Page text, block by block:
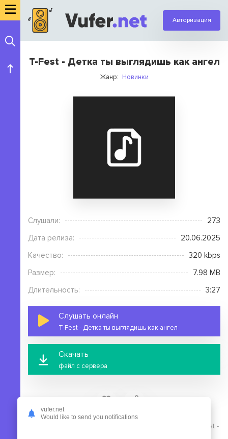
Авторизация
T-Fest - Детка ты выглядишь как ангел
Жанр: Новинки
Слушали:
273
Дата релиза:
20.06.2025
Качество:
320 kbps
Размер:
7.98 MB
Длительность:
3:27
Слушать онлайн
T-Fest - Детка ты выглядишь как ангел
Скачать
файл с сервера
На этой странице вы можете скачать mp3 песню T-Fest -
vufer.net
Would like to send you notifications